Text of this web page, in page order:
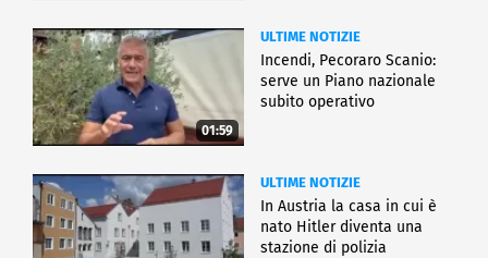
01:59
ULTIME NOTIZIE
Incendi, Pecoraro Scanio:
serve un Piano nazionale
subito operativo
ULTIME NOTIZIE
In Austria la casa in cui è
nato Hitler diventa una
stazione di polizia